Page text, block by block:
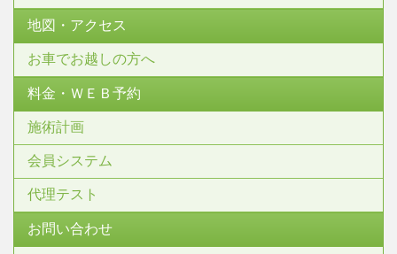
地図・アクセス
お車でお越しの方へ
料金・ＷＥＢ予約
施術計画
会員システム
代理テスト
お問い合わせ